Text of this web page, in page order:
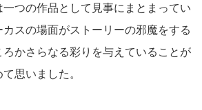
つの作品として見事にまとまってい
スの場面がストーリーの邪魔をする
ろかさらなる彩りを与えていることが
思いました。